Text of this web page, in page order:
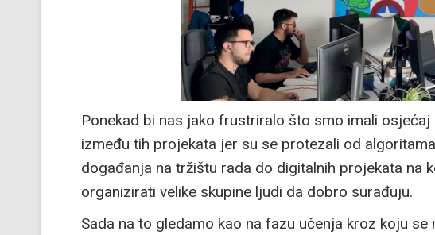
Ponekad bi nas jako frustriralo što smo imali
između tih projekata jer su se protezali od
događanja na tržištu rada do digitalnih projekata na
organizirati velike skupine ljudi da dobro surađuju.
Sada na to gledamo kao na fazu učenja kroz koju